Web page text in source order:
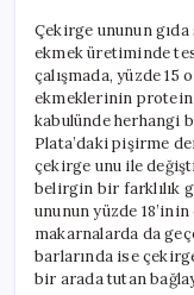
Çekirge ununun
ekmek üretiminde
çalışmada, yüzde 15
ekmeklerinin protein
kabulünde herhangi
Plata’daki pişirme
çekirge unu ile
belirgin bir farklılık
ununun yüzde
makarnalarda da
barlarında ise
bir arada tutan